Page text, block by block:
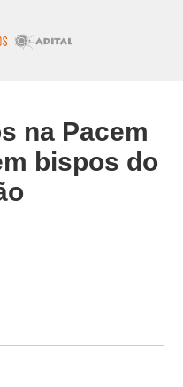
na Pacem
bispos do